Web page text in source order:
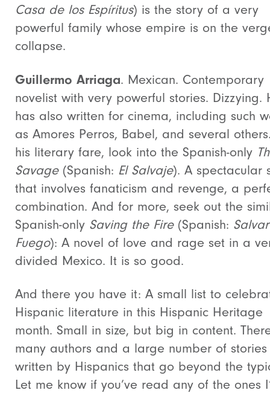
Casa de los Espíritus) is the story of a very
powerful family whose empire is on the
collapse.
Guillermo Arriaga. Mexican. Contemporary
novelist with very powerful stories. Dizzying.
has also written for cinema, including such
as Amores Perros, Babel, and several
his literary fare, look into the Spanish-only
Savage(Spanish: El Salvaje). A spectacular
that involves fanaticism and revenge, a
combination. And for more, seek out the
Spanish-only Saving the Fire(Spanish:
Fuego): A novel of love and rage set in a
divided Mexico. It is so good.
And there you have it: A small list to
Hispanic literature in this Hispanic Heritage
month. Small in size, but big in content.
many authors and a large number of stories
written by Hispanics that go beyond the
Let me know if you’ve read any of the ones